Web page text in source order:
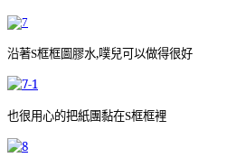
沿著S框框圖膠水,噗兒可以做得很好
也很用心的把紙團黏在S框框裡